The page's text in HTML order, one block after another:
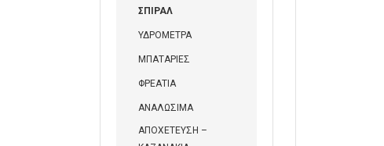
ΣΠΙΡΑΛ
ΥΔΡΟΜΕΤΡΑ
ΜΠΑΤΑΡΙΕΣ
ΦΡΕΑΤΙΑ
ΑΝΑΛΩΣΙΜΑ
ΑΠΟΧΕΤΕΥΣΗ –